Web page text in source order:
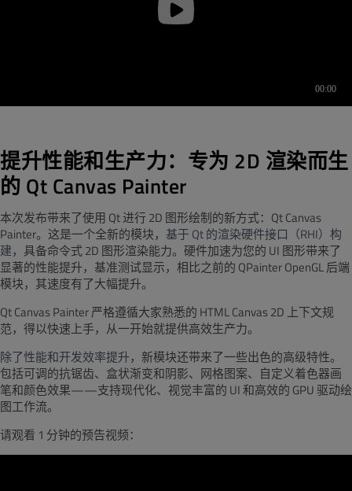
提升性能和生产力：专为 2D 渲染而生
的 Qt Canvas Painter
本次发布带来了使用 Qt 进行 2D 图形绘制的新方式： Qt Canvas
Painter。这是一个全新的模块， 基于 Qt的渲染硬件接口（RHI）构
建，具备命令式2D 图形渲染能力。硬件加速为您的 UI 图形带来了
显著的性能提升， 基准测试显示，相比之前的 QPainter OpenGL 后端
模块，其速度有了大幅提升。
Qt Canvas Painter 严格遵循大家熟悉的 HTML Canvas 2D 上下文规
范，得以快速上手，从一开始就提供高效生产力。
除了性能和开发效率提升，新模块还带来了一些出色的高级特性。
包括可调的抗锯齿、盒状渐变和阴影、网格图案、自定义着色器画
笔和颜色效果——支持现代化、视觉丰富的 UI和高效的 GPU驱动绘
图工作流。
请观看 1 分钟的预告视频：